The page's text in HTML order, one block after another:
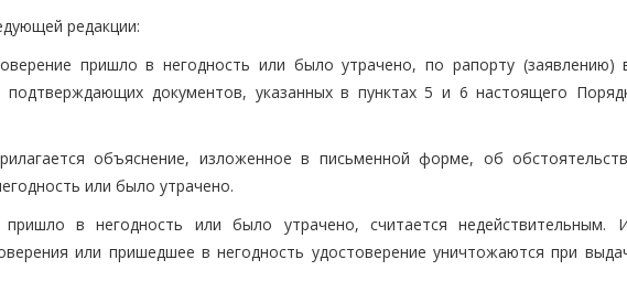
редакции:
пришло в негодность или было утрачено, по рапорту (заявлению)
подтверждающих документов, указанных в пунктах 5 и 6 настоящего
объяснение, изложенное в письменной форме, об
или было утрачено.
пришло в негодность или было утрачено, считается недействительным.
или пришедшее в негодность удостоверение уничтожаются при